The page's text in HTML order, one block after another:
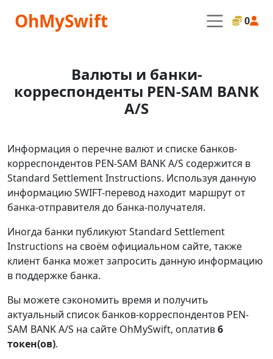
OhMySwift 0
Валюты и банки-
корреспонденты PEN-SAM BANK
A/S
Информация о перечне валют и списке банков-
корреспондентов PEN-SAM BANK A/S содержится в
Standard Settlement Instructions. Используя данную
информацию SWIFT-перевод находит маршрут от
банка-отправителя до банка-получателя.
Иногда банки публикуют Standard Settlement
Instructions на своём официальном сайте, также
клиент банка может запросить данную информацию
в поддержке банка.
Вы можете сэкономить время и получить
актуальный список банков-корреспондентов PEN-
SAM BANK A/S на сайте OhMySwift, оплатив6
токен(ов).